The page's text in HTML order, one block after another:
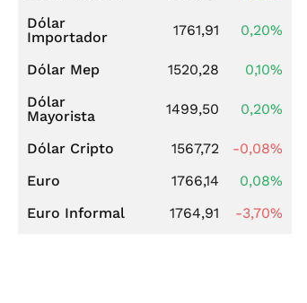
Dólar
Importador
1761,91 0,20%
Dólar Mep 1520,28
0,10%
Dólar
Mayorista
1499,50 0,20%
Dólar Cripto 1567,72
-0,08%
Euro
1766,14
0,08%
Euro Informal
1764,91 -3,70%